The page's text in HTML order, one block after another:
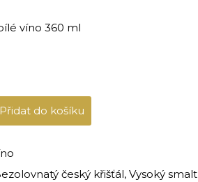
víno 360 ml
Přidat do košíku
český křišťál, Vysoký smalt